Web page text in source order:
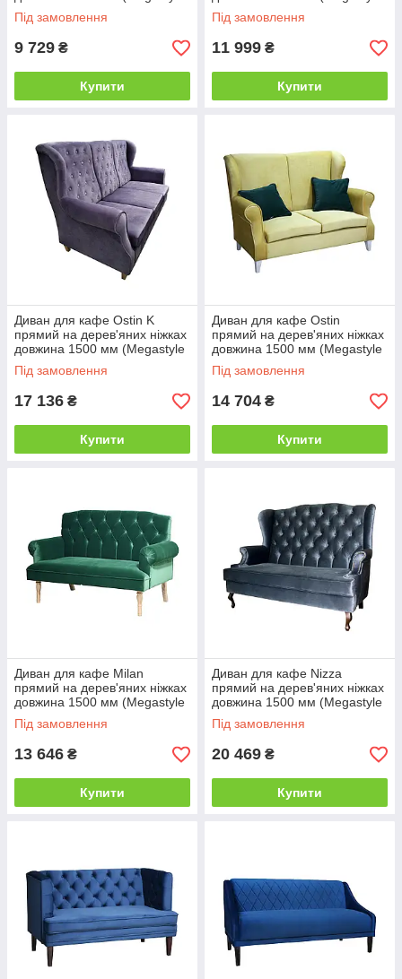
ТМ)
Під замовлення
9 729 ₴
Купити
ТМ)
Під замовлення
11 999 ₴
Купити
Диван для кафе Ostin K
прямий на дерев'яних ніжках
довжина 1500 мм (Megastyle
ТМ)
Під замовлення
17 136 ₴
Купити
Диван для кафе Ostin
прямий на дерев'яних ніжках
довжина 1500 мм (Megastyle
ТМ)
Під замовлення
14 704 ₴
Купити
Диван для кафе Milan
прямий на дерев'яних ніжках
довжина 1500 мм (Megastyle
ТМ)
Під замовлення
13 646 ₴
Купити
Диван для кафе Nizza
прямий на дерев'яних ніжках
довжина 1500 мм (Megastyle
ТМ)
Під замовлення
20 469 ₴
Купити